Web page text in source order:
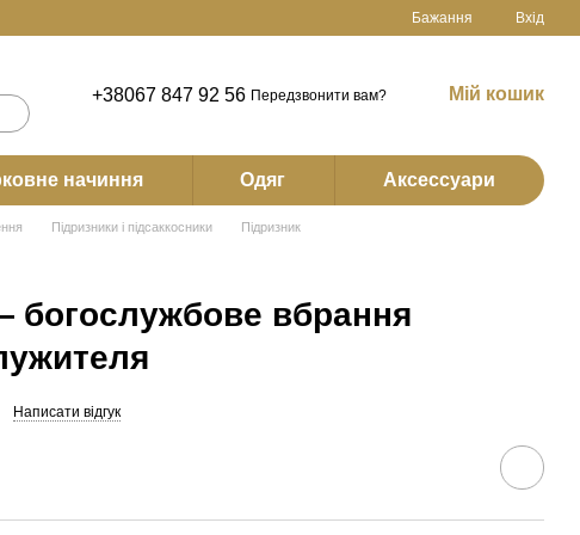
Бажання Вхід
+38067 847 92 56 Передзвонити вам? Мій кошик
начиння Одяг Аксессуари
Підризники і підсаккосники Підризник
богослужбове вбрання
Написати відгук